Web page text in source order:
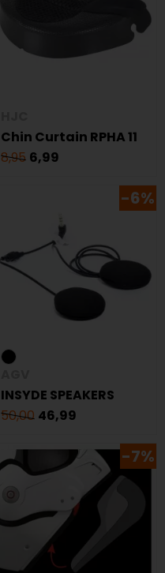
Chin Curtain RPHA 11
8,95 6,99
-6%
INSYDE SPEAKERS
50,00 46,99
-7%